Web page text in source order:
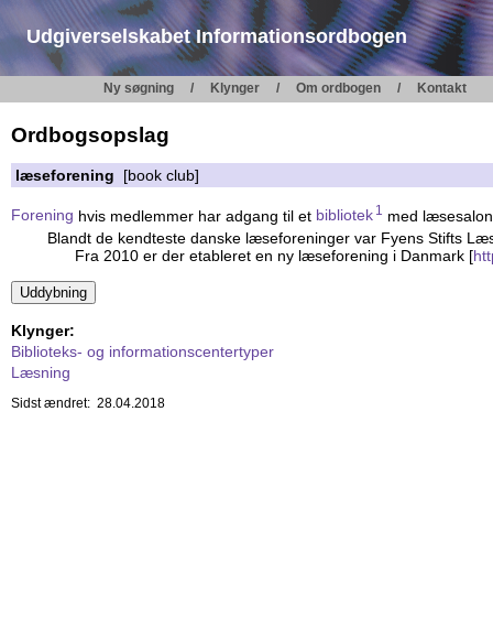
Udgiverselskabet Informationsordbogen
Ny søgning Klynger Om ordbogen Kontakt
Ordbogsopslag
læseforening [book club]
Forening hvis medlemmer har adgang til et bibliotek 1
med
Blandt de kendteste danske læseforeninger var Fyens Stifts
Fra 2010 er der etableret en ny læseforening i Danmark [
Klynger:
Biblioteks- og informationscentertyper
Læsning
Sidst ændret: 28.04.2018